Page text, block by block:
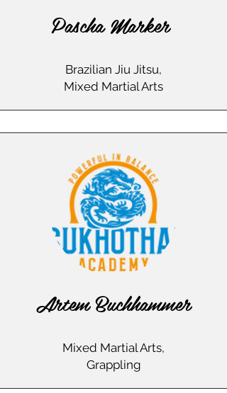
Pascha Marker
Brazilian Jiu Jitsu,
Mixed Martial Arts
Artem Buchhammer
Mixed Martial Arts,
Grappling